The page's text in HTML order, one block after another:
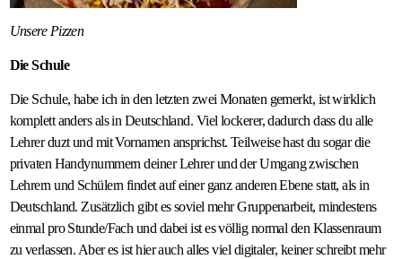
Unsere Pizzen
Die Schule
Die Schule, habe ich in den letzten zwei Monaten gemerkt, ist wirklich
komplett anders als in Deutschland. Viel lockerer, dadurch dass du alle
Lehrer duzt und mit Vornamen ansprichst. Teilweise hast du sogar die
privaten Handynummern deiner Lehrer und der Umgang zwischen
Lehrern und Schülern findet auf einer ganz anderen Ebene statt, als in
Deutschland. Zusätzlich gibt es soviel mehr Gruppenarbeit, mindestens
einmal pro Stunde/Fach und dabei ist es völlig normal den Klassenraum
zu verlassen. Aber es ist hier auch alles viel digitaler, keiner schreibt mehr